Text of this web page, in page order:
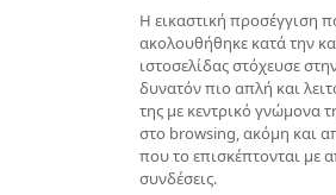
Η εικαστική προσέγγιση
ακολουθήθηκε κατά την
ιστοσελίδας στόχευσε
δυνατόν πιο απλή και
της με κεντρικό γνώμονα
στο browsing, ακόμη και
που το επισκέπτονται με
συνδέσεις.